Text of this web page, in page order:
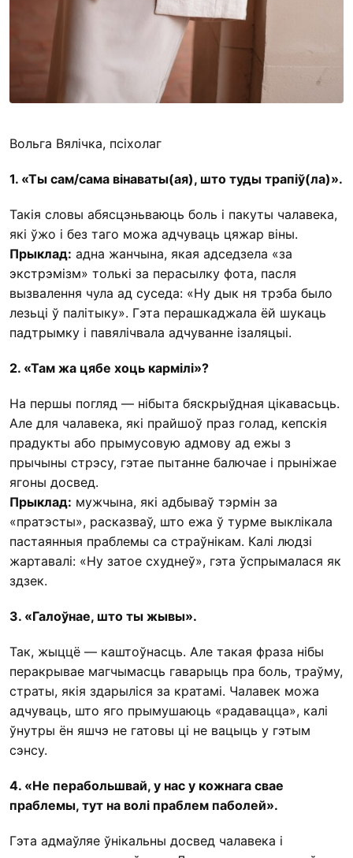
Вольга Вялічка, псіхолаг
1. «Ты сам/сама вінаваты(ая), што туды трапіў(ла)».
Такія словы абясцэньваюць боль і пакуты чалавека,
які ўжо і без таго можа адчуваць цяжар віны.
Прыклад: адна жанчына, якая адседзела «за
экстрэмізм» толькі за перасылку фота, пасля
вызвалення чула ад суседа: «Ну дык ня трэба было
лезьці ў палітыку». Гэта перашкаджала ёй шукаць
падтрымку і павялічвала адчуванне ізаляцыі.
2. «Там жа цябе хоць кармілі»?
На першы погляд — нібыта бяскрыўдная цікавасьць.
Але для чалавека, які прайшоў праз голад, кепскія
прадукты або прымусовую адмову ад ежы з
прычыны стрэсу, гэтае пытанне балючае і прыніжае
ягоны досвед.
Прыклад: мужчына, які адбываў тэрмін за
«пратэсты», расказваў, што ежа ў турме выклікала
пастаянныя праблемы са страўнікам. Калі людзі
жартавалі: «Ну затое схуднеў», гэта ўспрымалася як
здзек.
3. «Галоўнае, што ты жывы».
Так, жыццё — каштоўнасць. Але такая фраза нібы
перакрывае магчымасць гаварыць пра боль, траўму,
страты, якія здарыліся за кратамі. Чалавек можа
адчуваць, што яго прымушаюць «радавацца», калі
ўнутры ён яшчэ не гатовы ці не вацыць у гэтым
сэнсу.
4. «Не перабольшвай, у нас у кожнага свае
праблемы, тут на волі праблем паболей».
Гэта адмаўляе ўнікальны досвед чалавека і